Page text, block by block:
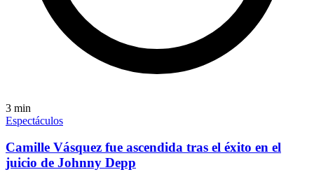
3 min
Espectáculos
Camille Vásquez fue ascendida tras el éxito en el
juicio de Johnny Depp